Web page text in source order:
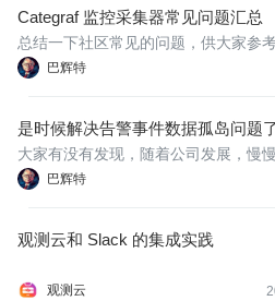
Categraf 监控采集器常见问题汇总
巴辉特
总结一下社区常见的问题，供大家参
前，请先了解 Categraf 的核心职能：
是时候解决告警事件数据孤岛问题
巴辉特
大家有没有发现，随着公司发展，慢
观测性的系统，云上的、云下的，开
观测云和 Slack 的集成实践
观测云